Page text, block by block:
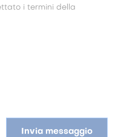
i termini della
Invia messaggio